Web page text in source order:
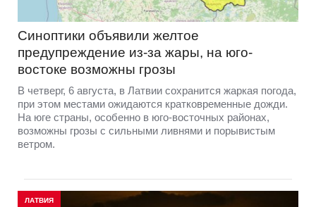
Синоптики объявили желтое
предупреждение из-за жары, на юго-
востоке возможны грозы
В четверг, 6 августа, в Латвии сохранится жаркая погода,
при этом местами ожидаются кратковременные дожди.
На юге страны, особенно в юго-восточных районах,
возможны грозы с сильными ливнями и порывистым
ветром.
ЛАТВИЯ